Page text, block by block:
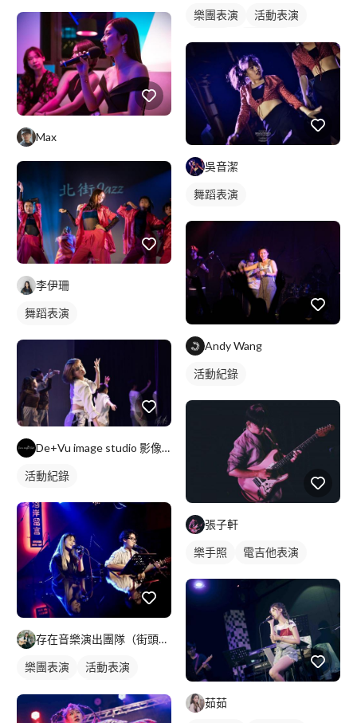
Max
李伊珊
舞蹈表演
De+Vu image studio 影像工作室
活動紀錄
存在音樂演出團隊（街頭藝人執照）
樂團表演
活動表演
樂團表演
活動表演
歌唱表演
吳音潔
舞蹈表演
Andy Wang
活動紀錄
張子軒
樂手照 電吉他表演
茹茹